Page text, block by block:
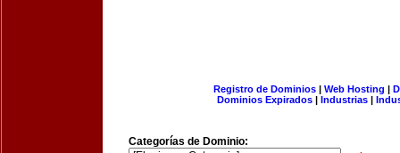
Registro de Dominios| Web Hosting |
Dominios Expirados | Industrias |
Categorías de Dominio: